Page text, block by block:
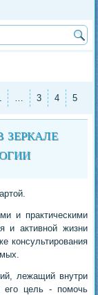
… 3 4 5
и практическими
и активной жизни
консультирования
лежащий внутри
его цель - помочь